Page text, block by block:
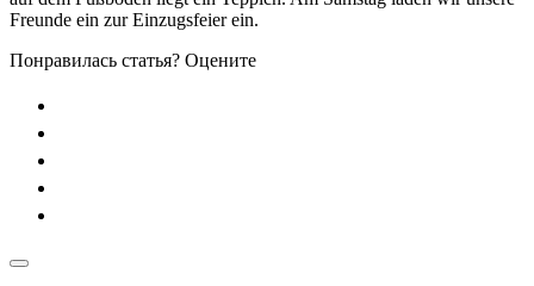
Freunde ein zur Einzugsfeier ein.
Понравилась статья? Оцените